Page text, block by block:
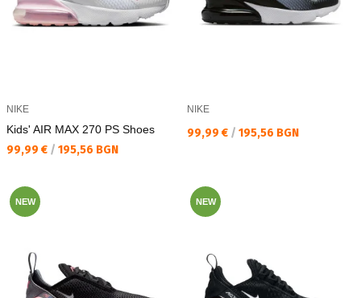
NIKE
Kids' AIR MAX 270 PS Shoes
Текуща цена:
99,99 € / 195,56 BGN
NIKE
Текуща цена:
99,99 € / 195,56 BGN
NEW NEW